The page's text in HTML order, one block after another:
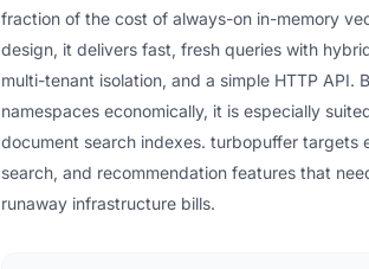
fraction of the cost of always-on in-memory
design, it delivers fast, fresh queries with
multi-tenant isolation, and a simple HTTP API.
namespaces economically, it is especially
document search indexes. turbopuffer targets
search, and recommendation features that
runaway infrastructure bills.